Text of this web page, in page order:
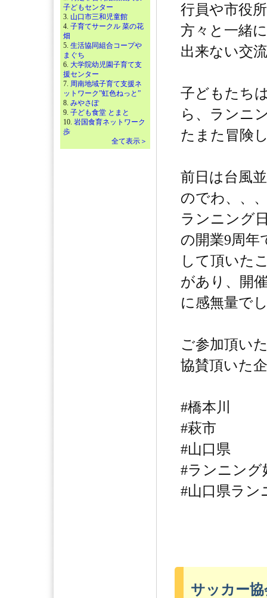
子どもセンター
3. 山口市三和児童館
4. 子育てサークル 菜の花
畑
5. 生活協同組合コープや
まぐち
6. 大学院幼児園子育て支
援センター
7. 周南地域子育て支援ネ
ットワーク”虹色ねっと”
8. みやさぽ
9. 子ども食堂 とまと
10. 岩国食育ネットワーク
歩
全て表示＞
行員や市役
方々と一緒
出来ない交
子どもたち
ら、ランニ
たまた冒険
前日は台風
のでわ、、
ランニング
の開業9周年
して頂いた
があり、開
に感無量で
ご参加頂い
協賛頂いた
#橋本川
#萩市
#山口県
#ランニング
#山口県ラン
サッカー